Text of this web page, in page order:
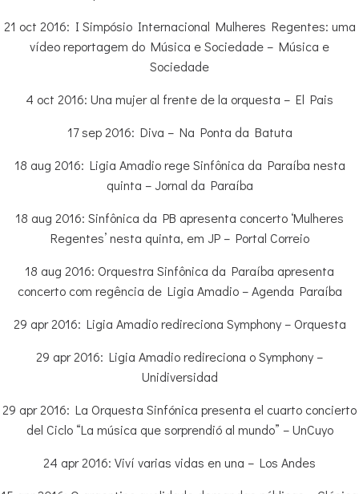
21 oct 2016: I Simpósio Internacional Mulheres Regentes: uma
vídeo reportagem do Música e Sociedade – Música e
Sociedade
4 oct 2016: Una mujer al frente de la orquesta – El Pais
17 sep 2016: Diva – Na Ponta da Batuta
18 aug 2016: Ligia Amadio rege Sinfônica da Paraíba nesta
quinta – Jornal da Paraíba
18 aug 2016: Sinfônica da PB apresenta concerto ‘Mulheres
Regentes’ nesta quinta, em JP – Portal Correio
18 aug 2016: Orquestra Sinfônica da Paraíba apresenta
concerto com regência de Ligia Amadio – Agenda Paraíba
29 apr 2016: Ligia Amadio redireciona Symphony – Orquesta
29 apr 2016: Ligia Amadio redireciona o Symphony –
Unidiversidad
29 apr 2016: La Orquesta Sinfónica presenta el cuarto concierto
del Ciclo “La música que sorprendió al mundo” – UnCuyo
24 apr 2016: Viví varias vidas en una – Los Andes